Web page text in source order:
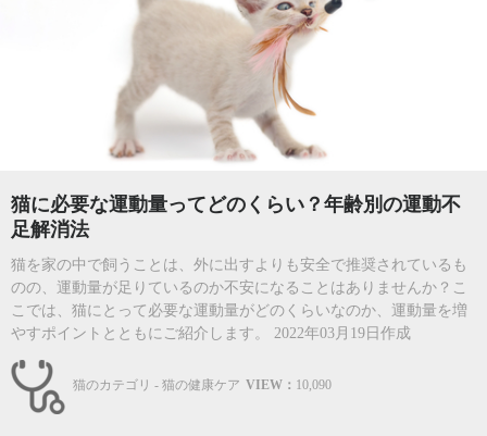
猫に必要な運動量ってどのくらい？年齢別の運動不
足解消法
猫を家の中で飼うことは、外に出すよりも安全で推奨されているも
のの、運動量が足りているのか不安になることはありませんか？こ
こでは、猫にとって必要な運動量がどのくらいなのか、運動量を増
やすポイントとともにご紹介します。 2022年03月19日作成
猫のカテゴリ - 猫の健康ケア VIEW： 10,090